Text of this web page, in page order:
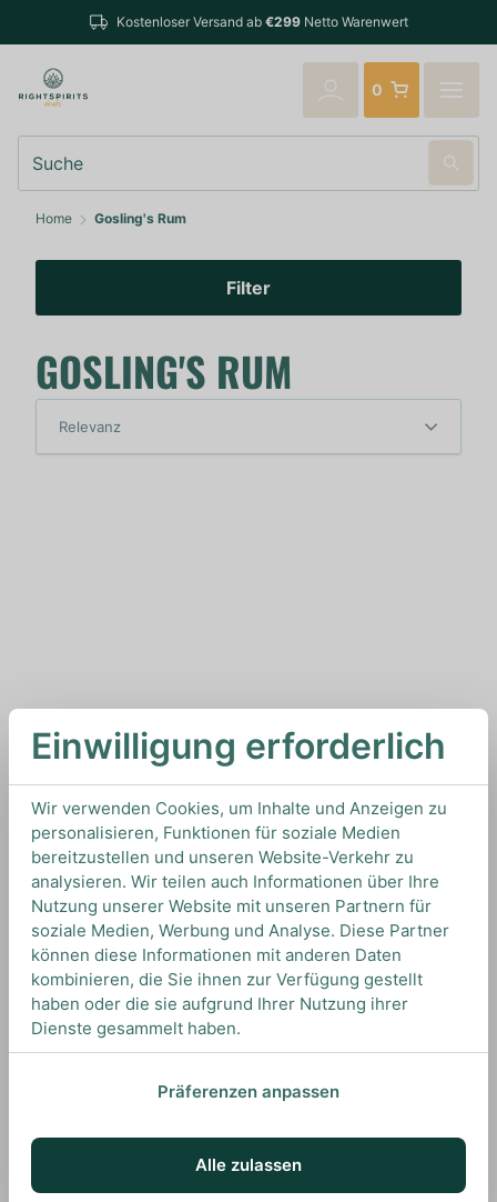
Kostenloser Versand ab€299Netto Warenwert
0
Home Gosling's Rum
Filter
GOSLING'S RUM
Einwilligung erforderlich
Wir verwenden Cookies, um Inhalte und Anzeigen zu
personalisieren, Funktionen für soziale Medien
bereitzustellen und unseren Website-Verkehr zu
analysieren. Wir teilen auch Informationen über Ihre
Nutzung unserer Website mit unseren Partnern für
soziale Medien, Werbung und Analyse. Diese Partner
können diese Informationen mit anderen Daten
kombinieren, die Sie ihnen zur Verfügung gestellt
haben oder die sie aufgrund Ihrer Nutzung ihrer
Dienste gesammelt haben.
Präferenzen anpassen
Alle zulassen